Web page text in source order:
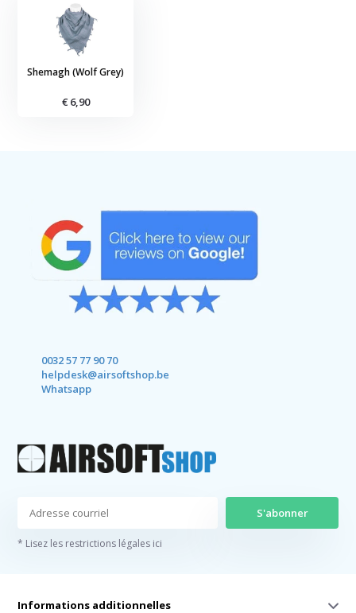
Shemagh (Wolf Grey)
€ 6,90
0032 57 77 90 70
helpdesk@airsoftshop.be
Whatsapp
S'abonner
* Lisez les restrictions légales ici
Informations additionnelles